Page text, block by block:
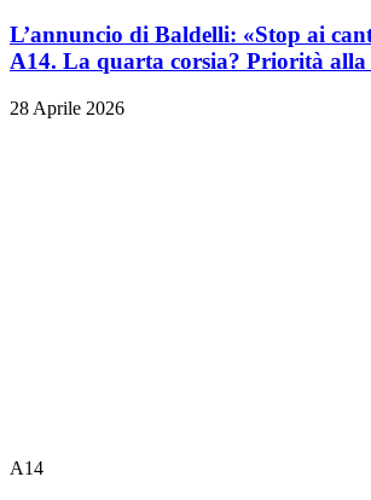
L’annuncio di Baldelli: «Stop ai
A14. La quarta corsia? Priorità alla
28 Aprile 2026
A14